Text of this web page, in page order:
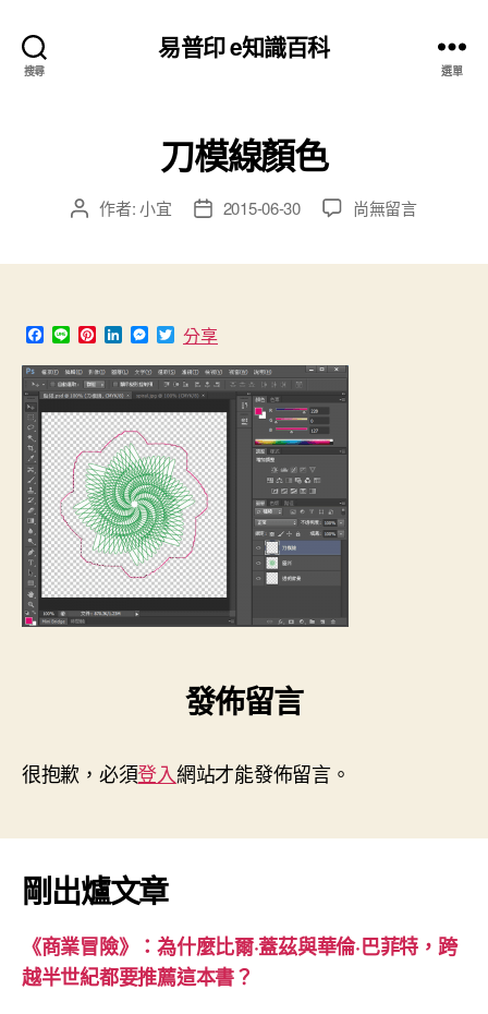
搜尋
易普印 e知識百科
選單
刀模線顏色
文 作者:小宜
文
期
2015-06-30
在
尚無留言
F
a
c
e
b
o
o
k
L
n
e
P
n
t
e
r
e
s
t
L
n
k
e
d
I
n
M
e
s
s
e
n
g
e
r
T
w
i
t
t
e
r
分享
發佈留言
很抱歉，必須登入網站才能發佈留言。
剛出爐文章
《商業冒險》：為什麼比爾·蓋茲與華倫·巴菲特，跨
越半世紀都要推薦這本書？